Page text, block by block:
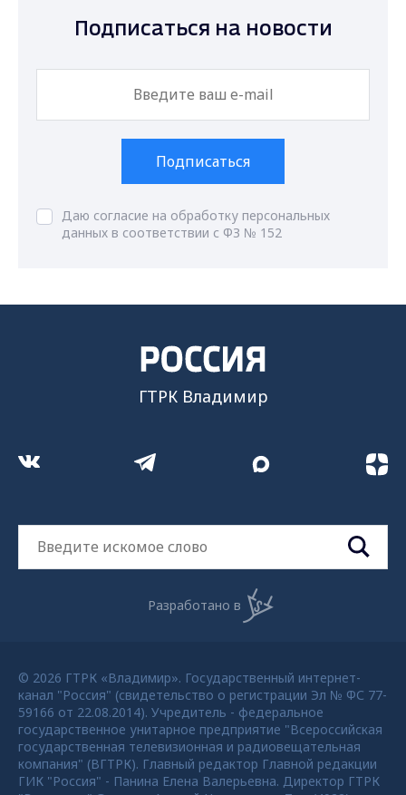
Подписаться на новости
Подписаться
Даю согласие на обработку персональных
данных в соответствии с ФЗ № 152
ГТРК Владимир
Разработано в
© 2026 ГТРК «Владимир». Государственный интернет-
канал "Россия" (свидетельство о регистрации Эл № ФС 77-
59166 от 22.08.2014). Учредитель - федеральное
государственное унитарное предприятие "Всероссийская
государственная телевизионная и радиовещательная
компания" (ВГТРК). Главный редактор Главной редакции
ГИК "Россия" - Панина Елена Валерьевна. Директор ГТРК